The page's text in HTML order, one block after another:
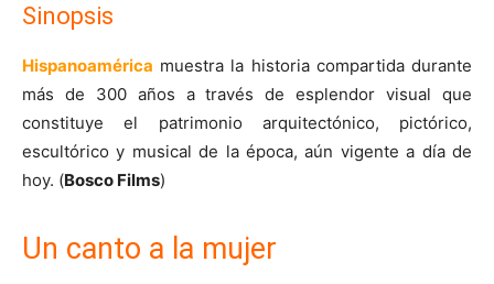
Sinopsis
Hispanoamérica muestra la historia compartida durante
más de 300 años a través de esplendor visual que
constituye el patrimonio arquitectónico, pictórico,
escultórico y musical de la época, aún vigente a día de
hoy. (Bosco Films)
Un canto a la mujer